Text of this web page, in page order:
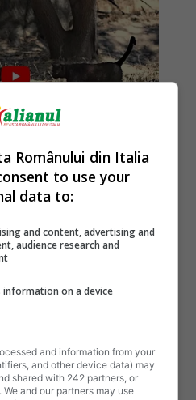
Românului din Italia
to use your
data to:
and content, advertising and
audience research and
information on a device
and information from your
and other device data) may
shared with 242 partners, or
and our partners may use